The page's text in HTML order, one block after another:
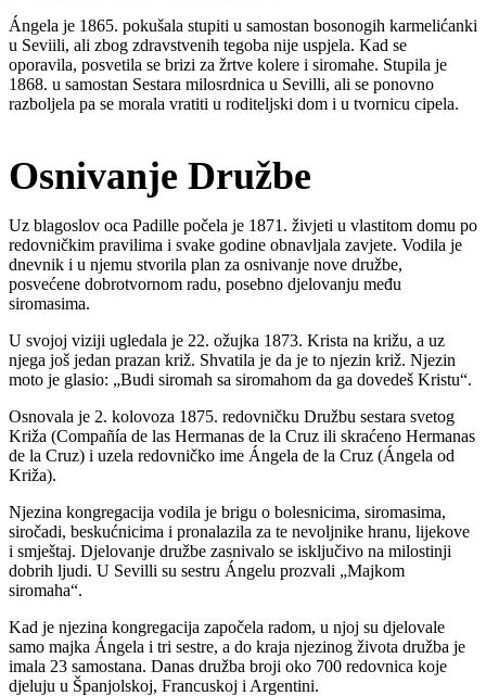
Ángela je 1865. pokušala stupiti u samostan bosonogih karmelićanki
u Seviili, ali zbog zdravstvenih tegoba nije uspjela. Kad se
oporavila, posvetila se brizi za žrtve kolere i siromahe. Stupila je
1868. u samostan Sestara milosrdnica u Sevilli, ali se ponovno
razboljela pa se morala vratiti u roditeljski dom i u tvornicu cipela.
Osnivanje Družbe
Uz blagoslov oca Padille počela je 1871. živjeti u vlastitom domu po
redovničkim pravilima i svake godine obnavljala zavjete. Vodila je
dnevnik i u njemu stvorila plan za osnivanje nove družbe,
posvećene dobrotvornom radu, posebno djelovanju među
siromasima.
U svojoj viziji ugledala je 22. ožujka 1873. Krista na križu, a uz
njega još jedan prazan križ. Shvatila je da je to njezin križ. Njezin
moto je glasio: „Budi siromah sa siromahom da ga dovedeš Kristu“.
Osnovala je 2. kolovoza 1875. redovničku Družbu sestara svetog
Križa (Compañía de las Hermanas de la Cruz ili skraćeno Hermanas
de la Cruz) i uzela redovničko ime Ángela de la Cruz (Ángela od
Križa).
Njezina kongregacija vodila je brigu o bolesnicima, siromasima,
siročadi, beskućnicima i pronalazila za te nevoljnike hranu, lijekove
i smještaj. Djelovanje družbe zasnivalo se isključivo na milostinji
dobrih ljudi. U Sevilli su sestru Ángelu prozvali „Majkom
siromaha“.
Kad je njezina kongregacija započela radom, u njoj su djelovale
samo majka Ángela i tri sestre, a do kraja njezinog života družba je
imala 23 samostana. Danas družba broji oko 700 redovnica koje
djeluju u Španjolskoj, Francuskoj i Argentini.